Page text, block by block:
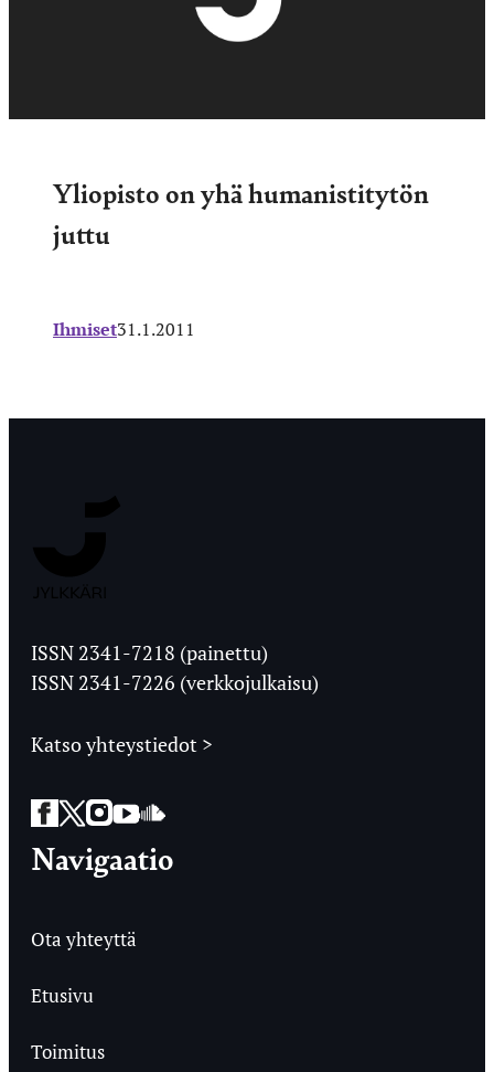
Yliopisto on yhä humanistitytön
juttu
Ihmiset31.1.2011
Ylioppilaslehti
ISSN 2341-7218 (painettu)
ISSN 2341-7226 (verkkojulkaisu)
Katso yhteystiedot >
Facebook
Twitter
Instagram
YouTube
SoundCloud
Navigaatio
Ota yhteyttä
Etusivu
Toimitus